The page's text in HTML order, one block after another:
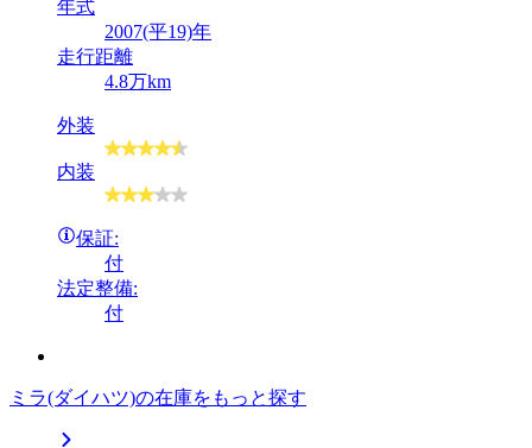
年式
2007(平19)年
走行距離
4.8万km
外装
内装
保証:
付
法定整備:
付
ミラ(ダイハツ)の在庫をもっと探す